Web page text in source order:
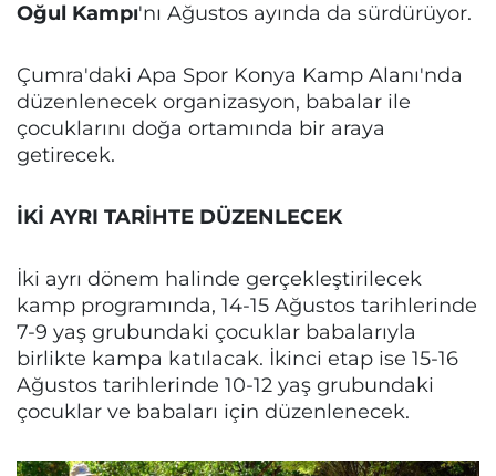
Oğul Kampı'nı Ağustos ayında da sürdürüyor.
Çumra'daki Apa Spor Konya Kamp Alanı'nda
düzenlenecek organizasyon, babalar ile
çocuklarını doğa ortamında bir araya
getirecek.
İKİ AYRI TARİHTE DÜZENLECEK
İki ayrı dönem halinde gerçekleştirilecek
kamp programında, 14-15 Ağustos tarihlerinde
7-9 yaş grubundaki çocuklar babalarıyla
birlikte kampa katılacak. İkinci etap ise 15-16
Ağustos tarihlerinde 10-12 yaş grubundaki
çocuklar ve babaları için düzenlenecek.